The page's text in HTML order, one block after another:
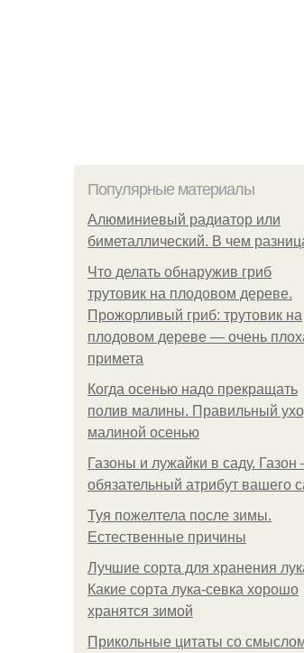
Популярные материалы
Алюминиевый радиатор или
биметаллический. В чем
Что делать обнаружив гриб
трутовик на плодовом дереве.
Прожорливый гриб: трутовик на
плодовом дереве — очень
примета
Когда осенью надо прекращать
полив малины. Правильный
малиной осенью
Газоны и лужайки в саду.
обязательный атрибут вашего
Туя пожелтела после зимы.
Естественные причины
Лучшие сорта для хранения
Какие сорта лука-севка хорошо
хранятся зимой
Прикольные цитаты со